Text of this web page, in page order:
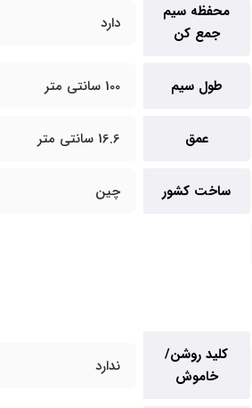
محفظه سیم
جمع کن
دارد
طول سیم 100 سانتی متر
عمق 16.6 سانتی متر
ساخت کشور چین
کلید روشن/
خاموش
ندارد